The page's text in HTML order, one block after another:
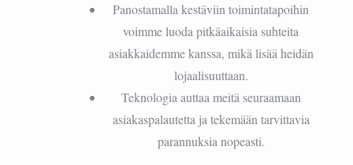
Panostamalla kestäviin toimintatapoihin
voimme luoda pitkäaikaisia suhteita
asiakkaidemme kanssa, mikä lisää heidän
lojaalisuuttaan.
Teknologia auttaa meitä seuraamaan
asiakaspalautetta ja tekemään tarvittavia
parannuksia nopeasti.